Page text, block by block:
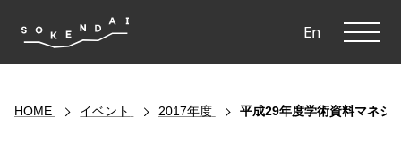
En
HOME イベント 2017年度 平成29年度学術資料マネジ